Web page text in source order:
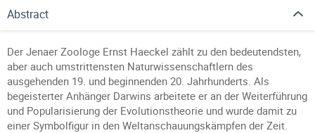
Abstract
Der Jenaer Zoologe Ernst Haeckel zählt zu den bedeutendsten,
aber auch umstrittensten Naturwissenschaftlern des
ausgehenden 19. und beginnenden 20. Jahrhunderts. Als
begeisterter Anhänger Darwins arbeitete er an der Weiterführung
und Popularisierung der Evolutionstheorie und wurde damit zu
einer Symbolfigur in den Weltanschauungskämpfen der Zeit.